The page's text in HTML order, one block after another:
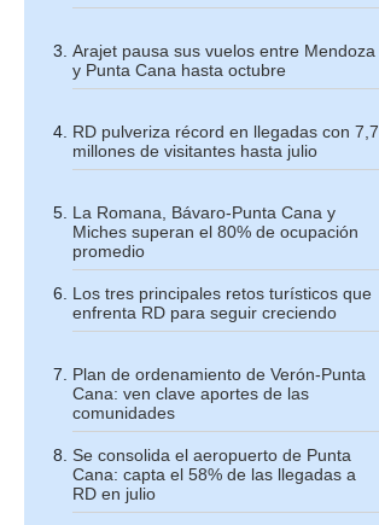
Arajet pausa sus vuelos entre Mendoza
y Punta Cana hasta octubre
RD pulveriza récord en llegadas con 7,7
millones de visitantes hasta julio
La Romana, Bávaro-Punta Cana y
Miches superan el 80% de ocupación
promedio
Los tres principales retos turísticos que
enfrenta RD para seguir creciendo
Plan de ordenamiento de Verón-Punta
Cana: ven clave aportes de las
comunidades
Se consolida el aeropuerto de Punta
Cana: capta el 58% de las llegadas a
RD en julio